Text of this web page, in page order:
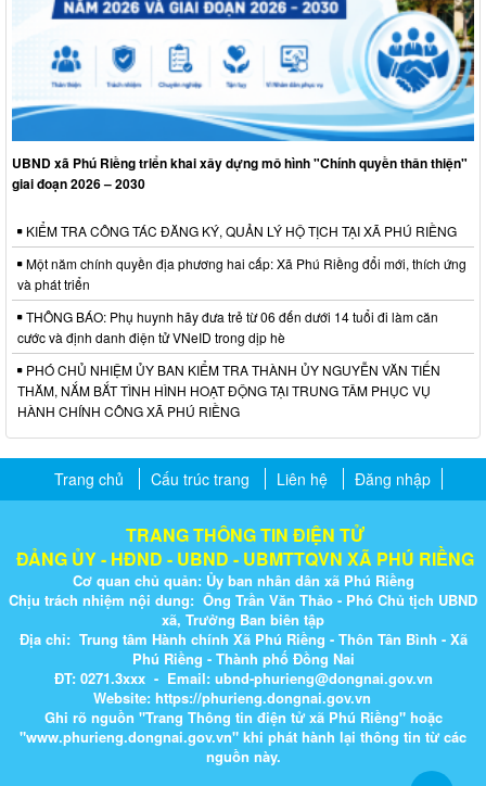
UBND xã Phú Riềng triển khai xây dựng mô hình "Chính quyền thân thiện"
giai đoạn 2026 – 2030
KIỂM TRA CÔNG TÁC ĐĂNG KÝ, QUẢN LÝ HỘ TỊCH TẠI XÃ PHÚ RIỀNG
Một năm chính quyền địa phương hai cấp: Xã Phú Riềng đổi mới, thích ứng
và phát triển
THÔNG BÁO: Phụ huynh hãy đưa trẻ từ 06 đến dưới 14 tuổi đi làm căn
cước và định danh điện tử VNeID trong dịp hè
PHÓ CHỦ NHIỆM ỦY BAN KIỂM TRA THÀNH ỦY NGUYỄN VĂN TIẾN
THĂM, NẮM BẮT TÌNH HÌNH HOẠT ĐỘNG TẠI TRUNG TÂM PHỤC VỤ
HÀNH CHÍNH CÔNG XÃ PHÚ RIỀNG
Trang chủ Cấu trúc trang Liên hệ Đăng nhập
TRANG THÔNG TIN ĐIỆN TỬ
ĐẢNG ỦY - HĐND - UBND - UBMTTQVN XÃ PHÚ RIỀNG
Cơ quan chủ quản: Ủy ban nhân dân xã Phú Riềng
Chịu trách nhiệm nội dung: Ông Trần Văn Thảo - Phó Chủ tịch UBND
xã, Trưởng Ban biên tập
Địa chỉ: Trung tâm Hành chính Xã Phú Riềng - Thôn Tân Bình - Xã
Phú Riềng - Thành phố Đồng Nai
ĐT: 0271.3xxx - Email: ubnd-phurieng@dongnai.gov.vn​
Website: https://phurieng.dongnai.gov.vn
Ghi rõ nguồn "Trang Thông tin điện tử xã Phú Riềng" hoặc
"www.phurieng.dongnai.g​ov.vn" khi ​phát hành lại thông tin từ các
nguồn này.​